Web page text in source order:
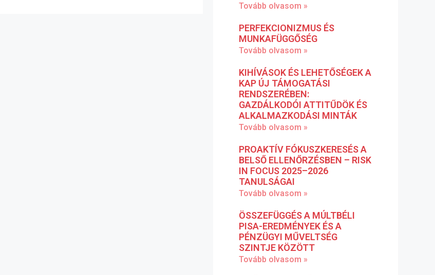
Tovább olvasom »
PERFEKCIONIZMUS ÉS
MUNKAFÜGGŐSÉG
Tovább olvasom »
KIHÍVÁSOK ÉS LEHETŐSÉGEK A
KAP ÚJ TÁMOGATÁSI
RENDSZERÉBEN:
GAZDÁLKODÓI ATTITŰDÖK ÉS
ALKALMAZKODÁSI MINTÁK
Tovább olvasom »
PROAKTÍV FÓKUSZKERESÉS A
BELSŐ ELLENŐRZÉSBEN – RISK
IN FOCUS 2025–2026
TANULSÁGAI
Tovább olvasom »
ÖSSZEFÜGGÉS A MÚLTBÉLI
PISA-EREDMÉNYEK ÉS A
PÉNZÜGYI MŰVELTSÉG
SZINTJE KÖZÖTT
Tovább olvasom »